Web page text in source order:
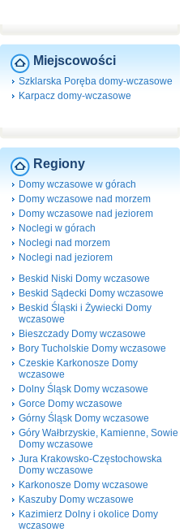
Miejscowości
Szklarska Poręba domy-wczasowe
Karpacz domy-wczasowe
Regiony
Domy wczasowe w górach
Domy wczasowe nad morzem
Domy wczasowe nad jeziorem
Noclegi w górach
Noclegi nad morzem
Noclegi nad jeziorem
Beskid Niski Domy wczasowe
Beskid Sądecki Domy wczasowe
Beskid Śląski i Żywiecki Domy
wczasowe
Bieszczady Domy wczasowe
Bory Tucholskie Domy wczasowe
Czeskie Karkonosze Domy
wczasowe
Dolny Śląsk Domy wczasowe
Gorce Domy wczasowe
Górny Śląsk Domy wczasowe
Góry Wałbrzyskie, Kamienne, Sowie
Domy wczasowe
Jura Krakowsko-Częstochowska
Domy wczasowe
Karkonosze Domy wczasowe
Kaszuby Domy wczasowe
Kazimierz Dolny i okolice Domy
wczasowe